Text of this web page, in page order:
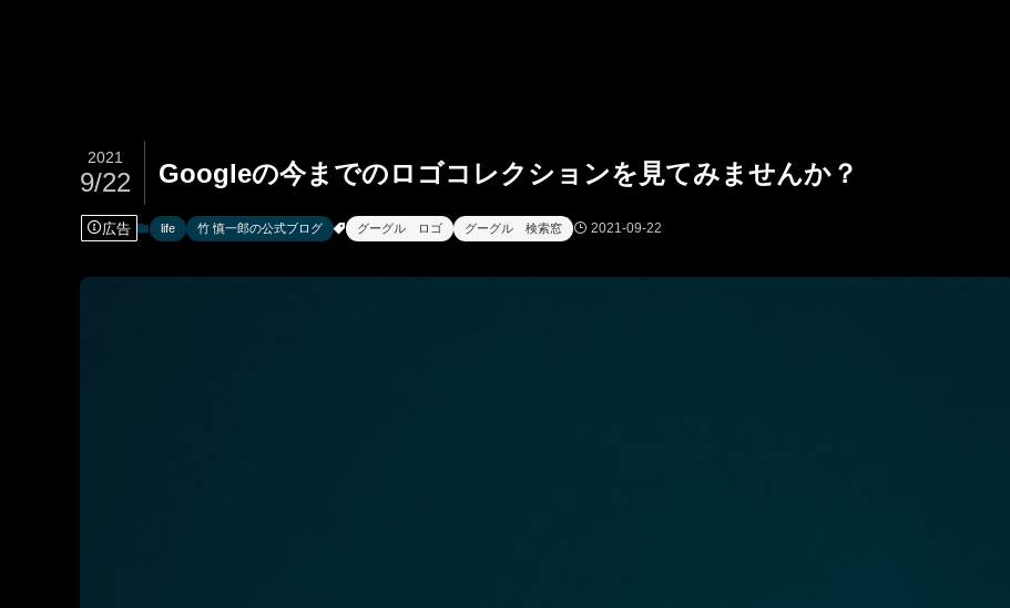
Googleの今までのロゴコレクションを見てみませんか？
2021
9/22
広告 life 竹 慎一郎の公式ブログ グーグル ロゴ グーグル 検索窓 2021-09-22